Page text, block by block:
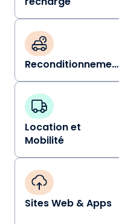
Reconditionnement
Location et
Mobilité
Sites Web & Apps